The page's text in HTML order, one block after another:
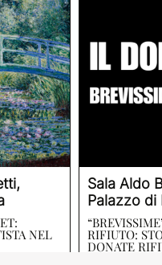
NEL
Sala Aldo
Palazzo di
RIFIUTO:
DONATE